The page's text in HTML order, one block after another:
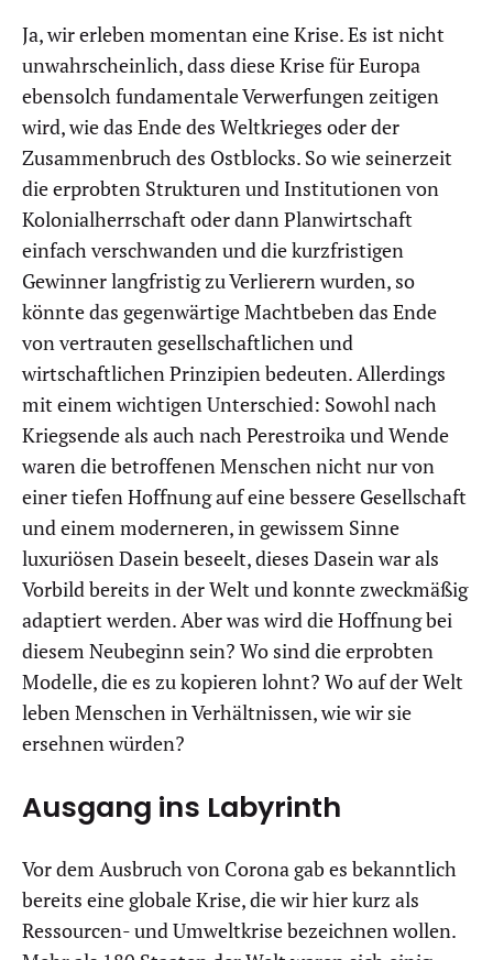
Ja, wir erleben momentan eine Krise. Es ist nicht
unwahrscheinlich, dass diese Krise für Europa
ebensolch fundamentale Verwerfungen zeitigen
wird, wie das Ende des Weltkrieges oder der
Zusammenbruch des Ostblocks. So wie seinerzeit
die erprobten Strukturen und Institutionen von
Kolonialherrschaft oder dann Planwirtschaft
einfach verschwanden und die kurzfristigen
Gewinner langfristig zu Verlierern wurden, so
könnte das gegenwärtige Machtbeben das Ende
von vertrauten gesellschaftlichen und
wirtschaftlichen Prinzipien bedeuten. Allerdings
mit einem wichtigen Unterschied: Sowohl nach
Kriegsende als auch nach Perestroika und Wende
waren die betroffenen Menschen nicht nur von
einer tiefen Hoffnung auf eine bessere Gesellschaft
und einem moderneren, in gewissem Sinne
luxuriösen Dasein beseelt, dieses Dasein war als
Vorbild bereits in der Welt und konnte zweckmäßig
adaptiert werden. Aber was wird die Hoffnung bei
diesem Neubeginn sein? Wo sind die erprobten
Modelle, die es zu kopieren lohnt? Wo auf der Welt
leben Menschen in Verhältnissen, wie wir sie
ersehnen würden?
Ausgang ins Labyrinth
Vor dem Ausbruch von Corona gab es bekanntlich
bereits eine globale Krise, die wir hier kurz als
Ressourcen- und Umweltkrise bezeichnen wollen.